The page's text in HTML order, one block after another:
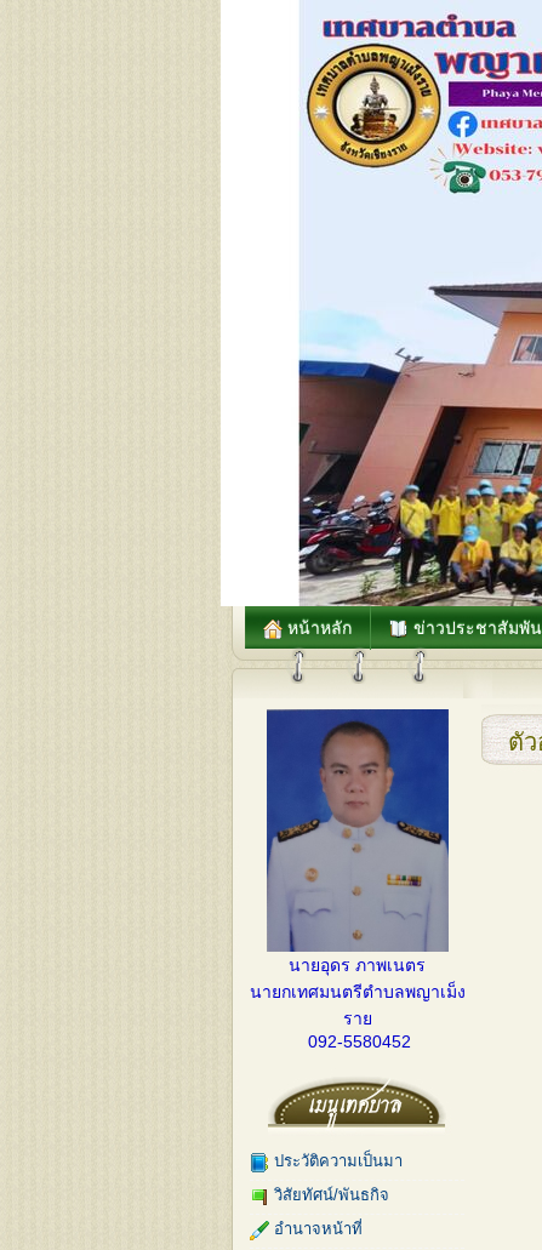
หน้าหลัก ข่าวประชาสัมพั
นายอุดร ภาพเนตร
นายกเทศมนตรีตำบลพญาเม็ง
ราย
092-5580452
ประวัติความเป็นมา
วิสัยทัศน์/พันธกิจ
อำนาจหน้าที่
ตัว